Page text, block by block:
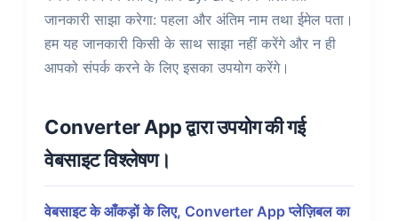
जानकारी साझा करेगा: पहला और अंतिम नाम तथा ईमेल पता।
हम यह जानकारी किसी के साथ साझा नहीं करेंगे और न ही
आपको संपर्क करने के लिए इसका उपयोग करेंगे।
Converter App द्वारा उपयोग की गई
वेबसाइट विश्लेषण।
वेबसाइट के आँकड़ों के लिए, Converter App प्लेज़िबल का